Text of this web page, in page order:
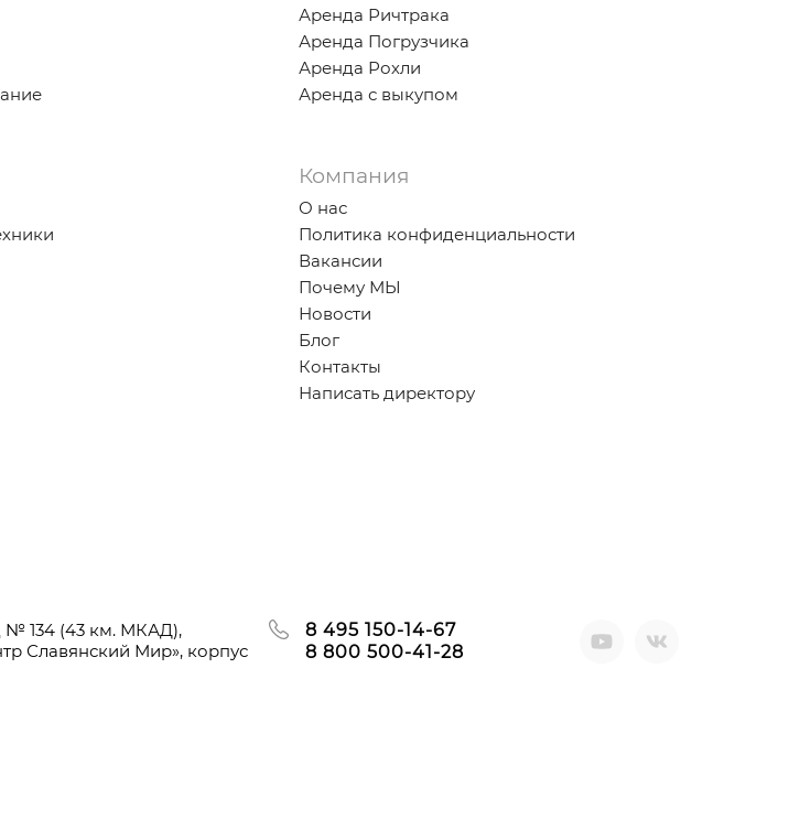
Аренда Ричтрака
Аренда Погрузчика
Аренда Рохли
Аренда с выкупом
Компания
О нас
Политика конфиденциальности
Вакансии
Почему МЫ
Новости
Блог
Контакты
Написать директору
№ 134 (43 км. МКАД),
Славянский Мир», корпус
8 495 150-14-67
8 800 500-41-28